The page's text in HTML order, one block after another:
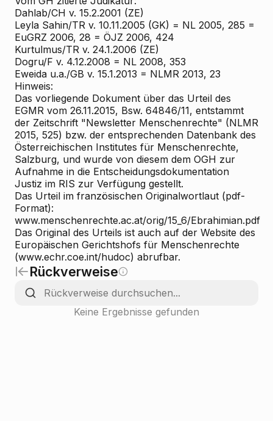
Dahlab/CH v. 15.2.2001 (ZE)
Leyla Sahin/TR v. 10.11.2005 (GK) = NL 2005, 285 =
EuGRZ 2006, 28 = ÖJZ 2006, 424
Kurtulmus/TR v. 24.1.2006 (ZE)
Dogru/F v. 4.12.2008 = NL 2008, 353
Eweida u.a./GB v. 15.1.2013 = NLMR 2013, 23
Hinweis:
Das vorliegende Dokument über das Urteil des
EGMR vom 26.11.2015, Bsw. 64846/11, entstammt
der Zeitschrift "Newsletter Menschenrechte" (NLMR
2015, 525) bzw. der entsprechenden Datenbank des
Österreichischen Institutes für Menschenrechte,
Salzburg, und wurde von diesem dem OGH zur
Aufnahme in die Entscheidungsdokumentation
Justiz im RIS zur Verfügung gestellt.
Das Urteil im französischen Originalwortlaut (pdf-
Format):
www.menschenrechte.ac.at/orig/15_6/Ebrahimian.pdf
Das Original des Urteils ist auch auf der Website des
Europäischen Gerichtshofs für Menschenrechte
(www.echr.coe.int/hudoc) abrufbar.
Rückverweise
Keine Ergebnisse gefunden